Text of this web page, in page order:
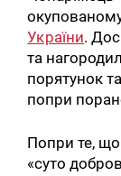
України.
та
порятунок
попри
Попри те, що
«суто